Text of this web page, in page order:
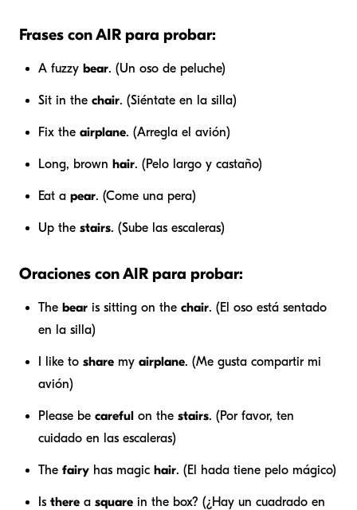
Frases con AIR para probar:
A fuzzy bear. (Un oso de peluche)
Sit in the chair. (Siéntate en la silla)
Fix the airplane. (Arregla el avión)
Long, brown hair. (Pelo largo y castaño)
Eat a pear. (Come una pera)
Up the stairs. (Sube las escaleras)
Oraciones con AIR para probar:
The bear is sitting on the chair. (El oso está sentado
en la silla)
I like to share my airplane. (Me gusta compartir mi
avión)
Please be careful on the stairs. (Por favor, ten
cuidado en las escaleras)
The fairy has magic hair. (El hada tiene pelo mágico)
Is there a square in the box? (¿Hay un cuadrado en